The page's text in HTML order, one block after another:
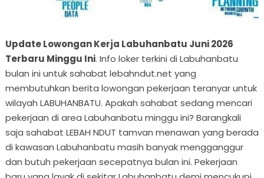
Update Lowongan Kerja Labuhanbatu Juni 2026
Terbaru Minggu Ini. Info loker terkini di Labuhanbatu
bulan ini untuk sahabat lebahndut.net yang
membutuhkan berita lowongan pekerjaan teranyar untuk
wilayah LABUHANBATU. Apakah sahabat sedang mencari
pekerjaan di area Labuhanbatu minggu ini? Barangkali
saja sahabat LEBAH NDUT tamvan menawan yang berada
di kawasan Labuhanbatu masih banyak mengganggur
dan butuh pekerjaan secepatnya bulan ini. Pekerjaan